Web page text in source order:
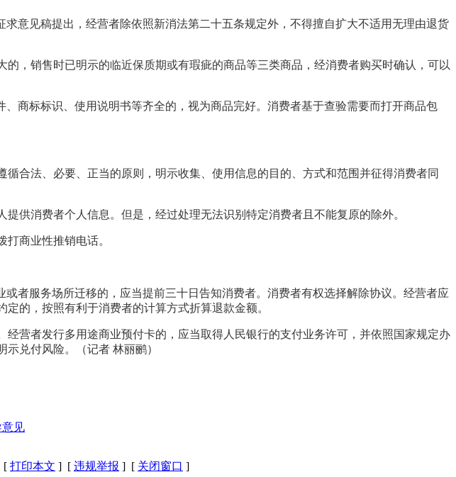
意见稿提出，经营者除依照新消法第二十五条规定外，不得擅自扩大不适用无理由退货
，销售时已明示的临近保质期或有瑕疵的商品等三类商品，经消费者购买时确认，可以
商标标识、使用说明书等齐全的，视为商品完好。消费者基于查验需要而打开商品包
合法、必要、正当的原则，明示收集、使用信息的目的、方式和范围并征得消费者同
供消费者个人信息。但是，经过处理无法识别特定消费者且不能复原的除外。
商业性推销电话。
者服务场所迁移的，应当提前三十日告知消费者。消费者有权选择解除协议。经营者应
的，按照有利于消费者的计算方式折算退款金额。
营者发行多用途商业预付卡的，应当取得人民银行的支付业务许可，并依照国家规定办
兑付风险。（记者 林丽鹂）
见
[ 打印本文 ] [ 违规举报 ] [ 关闭窗口 ]